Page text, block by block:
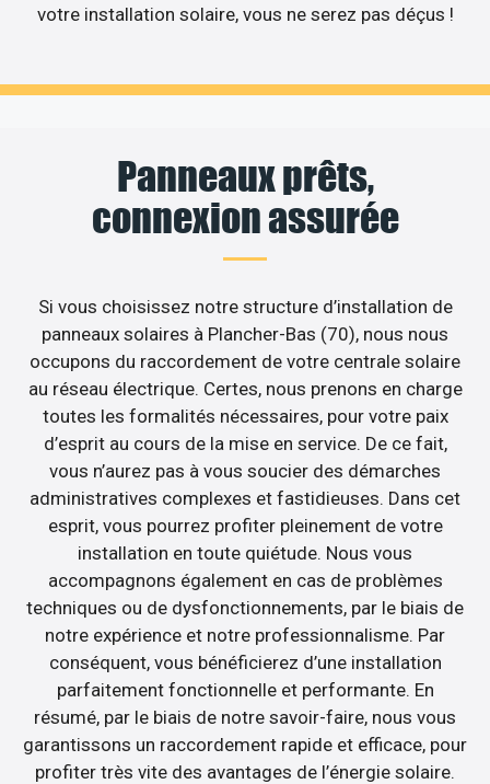
votre installation solaire, vous ne serez pas déçus !
Panneaux prêts,
connexion assurée
Si vous choisissez notre structure d’installation de
panneaux solaires à Plancher-Bas (70), nous nous
occupons du raccordement de votre centrale solaire
au réseau électrique. Certes, nous prenons en charge
toutes les formalités nécessaires, pour votre paix
d’esprit au cours de la mise en service. De ce fait,
vous n’aurez pas à vous soucier des démarches
administratives complexes et fastidieuses. Dans cet
esprit, vous pourrez profiter pleinement de votre
installation en toute quiétude. Nous vous
accompagnons également en cas de problèmes
techniques ou de dysfonctionnements, par le biais de
notre expérience et notre professionnalisme. Par
conséquent, vous bénéficierez d’une installation
parfaitement fonctionnelle et performante. En
résumé, par le biais de notre savoir-faire, nous vous
garantissons un raccordement rapide et efficace, pour
profiter très vite des avantages de l’énergie solaire.